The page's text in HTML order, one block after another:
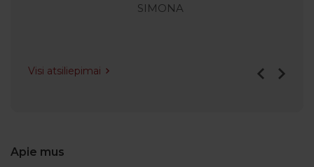
SIMONA
Visi atsiliepimai
Apie mus